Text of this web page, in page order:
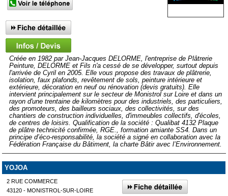
Créée en 1982 par Jean-Jacques DELORME, l'entreprise de Plâtrerie
Peinture, DELORME et Fils n'a cessé de se développer, surtout depuis
l'arrivée de Cyril en 2005. Elle vous propose des travaux de plâtrerie,
isolation, faux plafonds, revêtement de sols, peinture intérieure et
extérieure, décoration en neuf ou rénovation (devis gratuits). Elle
intervient principalement sur le secteur de Monistrol sur Loire et dans un
rayon d'une trentaine de kilomètres pour des industriels, des particuliers,
des promoteurs, des bailleurs sociaux, des collectivités, sur des
chantiers de construction individuelles, d'immeubles collectifs, d'écoles,
de centres de loisirs. Qualification de la société : Qualibat 4132 Plaque
de plâtre technicité confirmée, RGE., formation amiante SS4. Dans un
principe d’éco-responsabilité, la société a signé en collaboration avec la
Fédération Française du Bâtiment, la charte Bâtir avec l’Environnement.
YOJOA
2 RUE COMMERCE
43120 - MONISTROL-SUR-LOIRE